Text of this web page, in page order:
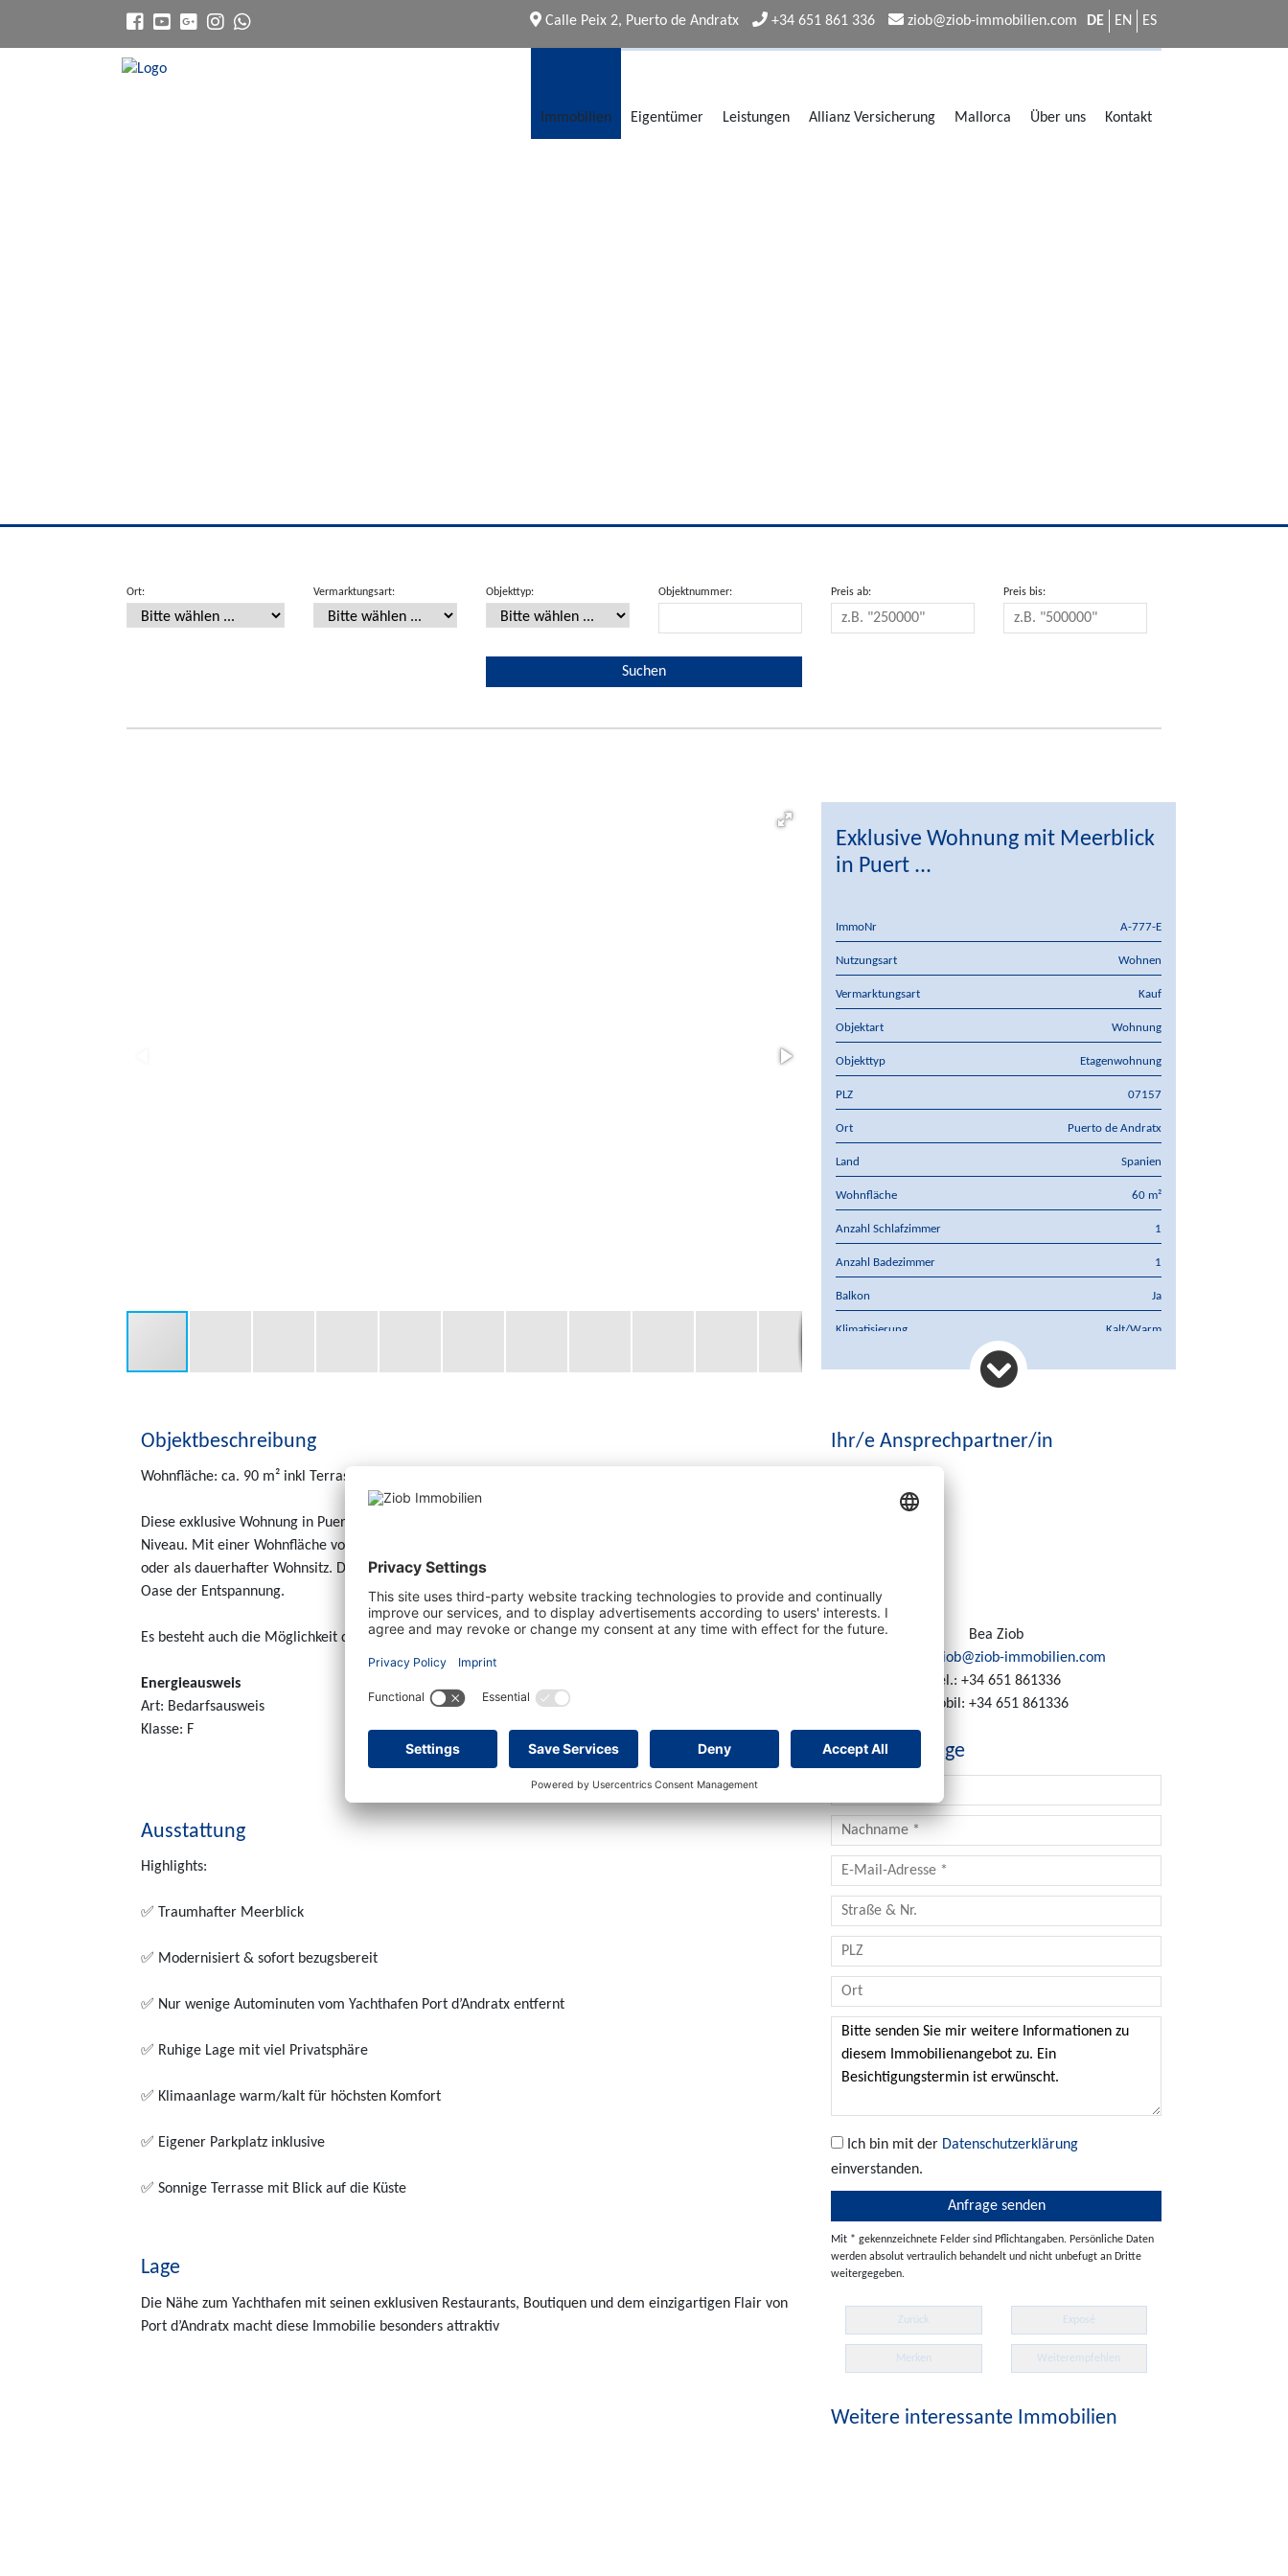
Calle Peix 2, Puerto de Andratx +34 651 861 336 ziob@ziob-immobilien.com DE EN ES
Immobilien Eigentümer Leistungen Allianz Versicherung Mallorca Über uns Kontakt
Ort: Vermarktungsart: Objekttyp: Objektnummer: Preis ab: Preis bis:
Exklusive Wohnung mit Meerblick
in Puert ...
ImmoNr A-777-E
Nutzungsart Wohnen
Vermarktungsart Kauf
Objektart Wohnung
Objekttyp Etagenwohnung
PLZ 07157
Ort Puerto de Andratx
Land Spanien
Wohnfläche 60 m²
Anzahl Schlafzimmer 1
Anzahl Badezimmer 1
Balkon Ja
Klimatisierung Kalt/Warm
Objektbeschreibung
Wohnfläche: ca. 90 m² inkl Terrasse
Diese exklusive Wohnung in Puerto de Andratx (Cala Llamp) bietet mediterranes Wohnen auf höchstem
Niveau. Mit einer Wohnfläche von ca. 60 m² plus Terrasse eignet sie sich perfekt als Ferienresidenz
oder als dauerhafter Wohnsitz. Die moderne Ausstattung, kombiniert mit der ruhigen Lage, schafft eine
Oase der Entspannung.
Es besteht auch die Möglichkeit das Objekt für 1.900 € zu mieten.
Energieausweis
Art: Bedarfsausweis
Klasse: F
Ausstattung
Highlights:
✅ Traumhafter Meerblick
✅ Modernisiert & sofort bezugsbereit
✅ Nur wenige Autominuten vom Yachthafen Port d’Andratx entfernt
✅ Ruhige Lage mit viel Privatsphäre
✅ Klimaanlage warm/kalt für höchsten Komfort
✅ Eigener Parkplatz inklusive
✅ Sonnige Terrasse mit Blick auf die Küste
Lage
Die Nähe zum Yachthafen mit seinen exklusiven Restaurants, Boutiquen und dem einzigartigen Flair von
Port d’Andratx macht diese Immobilie besonders attraktiv
Ihr/e Ansprechpartner/in
Bea Ziob
ziob@ziob-immobilien.com
Tel.: +34 651 861336
Mobil: +34 651 861336
Kontaktanfrage
Ich bin mit der Datenschutzerklärung
einverstanden.
Mit * gekennzeichnete Felder sind Pflichtangaben. Persönliche Daten
werden absolut vertraulich behandelt und nicht unbefugt an Dritte
weitergegeben.
Zurück Exposé
Merken Weiterempfehlen
Weitere interessante Immobilien